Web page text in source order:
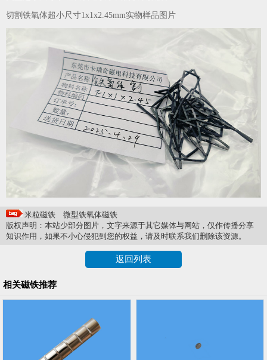
切割铁氧体超小尺寸1x1x2.45mm实物样品图片
米粒磁铁
微型铁氧体磁铁
版权声明：本站少部分图片，文字来源于其它媒体与网站，仅作传播分享
知识作用，如果不小心侵犯到您的权益，请及时联系我们删除该资源。
返回列表
相关磁铁推荐